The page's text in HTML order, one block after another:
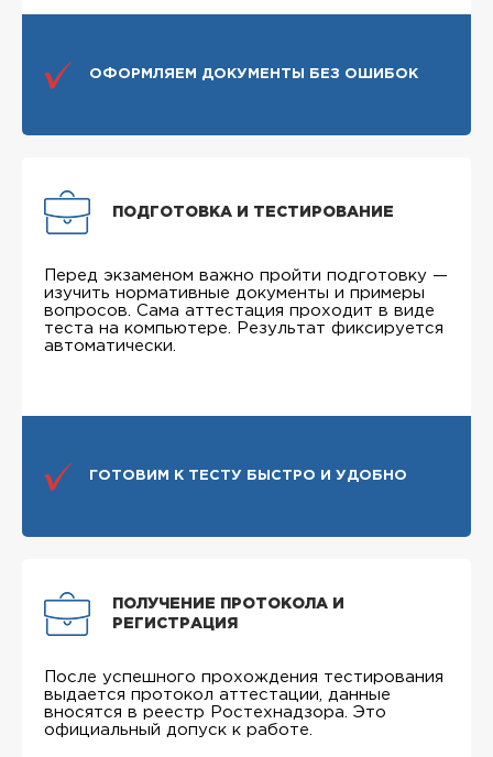
ОФОРМЛЯЕМ ДОКУМЕНТЫ БЕЗ ОШИБОК
ПОДГОТОВКА И ТЕСТИРОВАНИЕ
Перед экзаменом важно пройти подготовку —
изучить нормативные документы и примеры
вопросов. Сама аттестация проходит в виде
теста на компьютере. Результат фиксируется
автоматически.
ГОТОВИМ К ТЕСТУ БЫСТРО И УДОБНО
ПОЛУЧЕНИЕ ПРОТОКОЛА И
РЕГИСТРАЦИЯ
После успешного прохождения тестирования
выдается протокол аттестации, данные
вносятся в реестр Ростехнадзора. Это
официальный допуск к работе.